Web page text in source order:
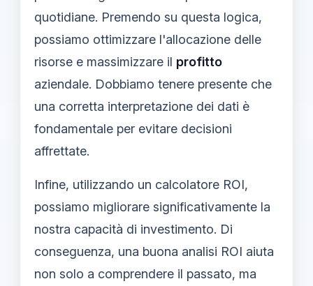
quotidiane. Premendo su questa logica,
possiamo ottimizzare l'allocazione delle
risorse e massimizzare il profitto
aziendale. Dobbiamo tenere presente che
una corretta interpretazione dei dati è
fondamentale per evitare decisioni
affrettate.
Infine, utilizzando un calcolatore ROI,
possiamo migliorare significativamente la
nostra capacità di investimento. Di
conseguenza, una buona analisi ROI aiuta
non solo a comprendere il passato, ma